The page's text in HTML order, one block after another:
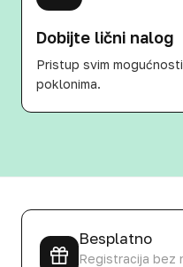
Dobijte lični nalog
Pristup svim
poklonima.
Besplatno
Registracija bez